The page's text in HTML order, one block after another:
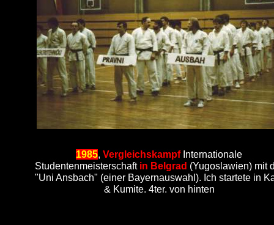
1985, Vergleichskampf Internationale
Studentenmeisterschaft in Belgrad (Yugoslawien) mit
"Uni Ansbach" (einer Bayernauswahl). Ich startete in
& Kumite. 4ter. von hinten